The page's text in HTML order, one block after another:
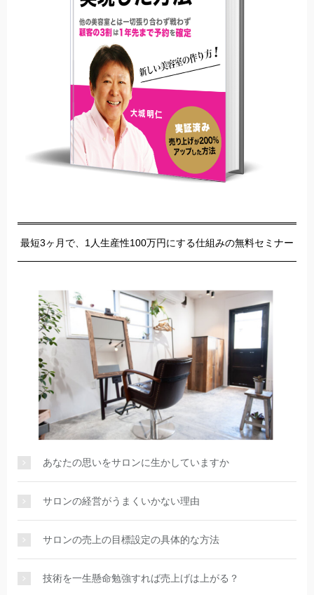
最短3ヶ月で、1人生産性100万円にする仕組みの無料セミナー
あなたの思いをサロンに生かしていますか
サロンの経営がうまくいかない理由
サロンの売上の目標設定の具体的な方法
技術を一生懸命勉強すれば売上げは上がる？